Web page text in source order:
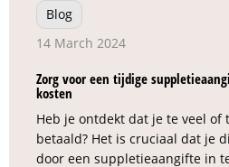
Blog
14 March 2024
Zorg voor een tijdige
kosten
Heb je ontdekt dat je te veel
betaald? Het is cruciaal dat je
door een suppletieaangifte in